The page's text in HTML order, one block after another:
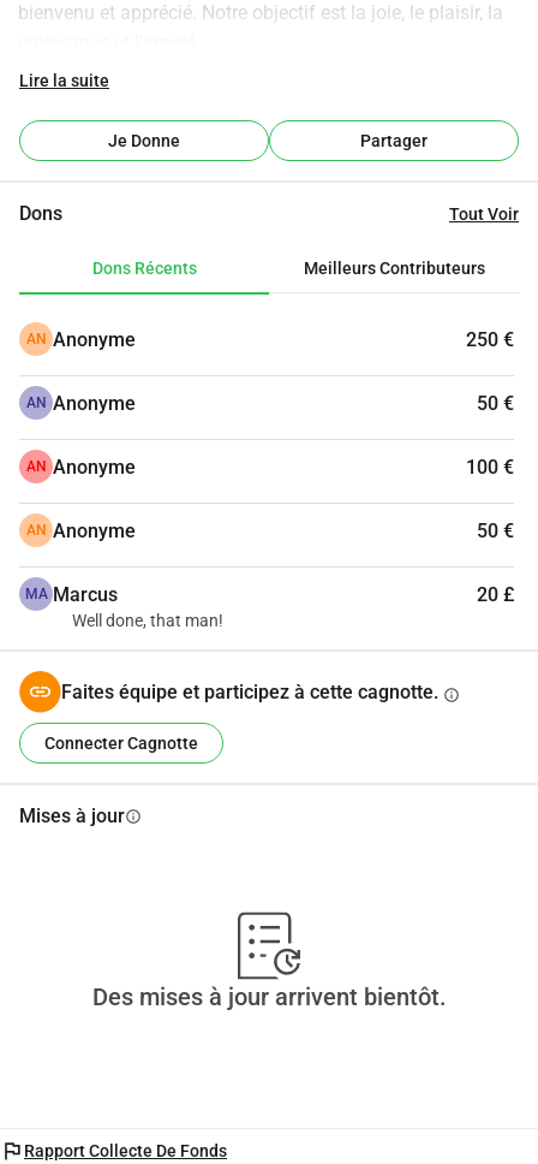
bienvenu et apprécié. Notre objectif est la joie, le plaisir, la
Nos activités de camp d'été sont ouvertes aux enfants avec
BASEBALL - DANSE YOGA ARTS MUSIQUE
13-17 juillet 2026
www.inclusivesportsnetwork.com
Lire la suite
Je Donne Partager
Dons Tout Voir
Dons Récents Meilleurs Contributeurs
AN Anonyme 250 €
AN Anonyme 50 €
AN Anonyme 100 €
AN Anonyme 50 €
MA Marcus 20 £
Well done, that man!
Faites équipe et participez à cette cagnotte. info
Connecter Cagnotte
Mises à jourinfo
Des mises à jour arrivent bientôt.
flag Rapport Collecte De Fonds